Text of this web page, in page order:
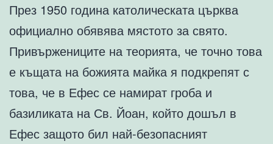
През 1950 година католическата църква
официално обявява мястото за свято.
Привържениците на теорията, че точно това
е къщата на божията майка я подкрепят с
това, че в Ефес се намират гроба и
базиликата на Св. Йоан, който дошъл в
Ефес защото бил най-безопасният